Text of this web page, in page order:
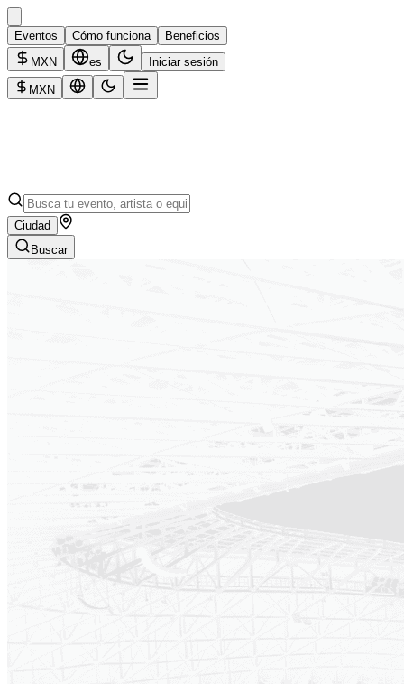
Eventos Cómo funciona
Beneficios
MXN
es Iniciar sesión
MXN
Ciudad
Buscar